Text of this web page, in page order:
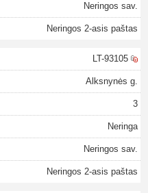
Neringos sav.
Neringos 2-asis paštas
LT-93105
Alksnynės g.
3
Neringa
Neringos sav.
Neringos 2-asis paštas